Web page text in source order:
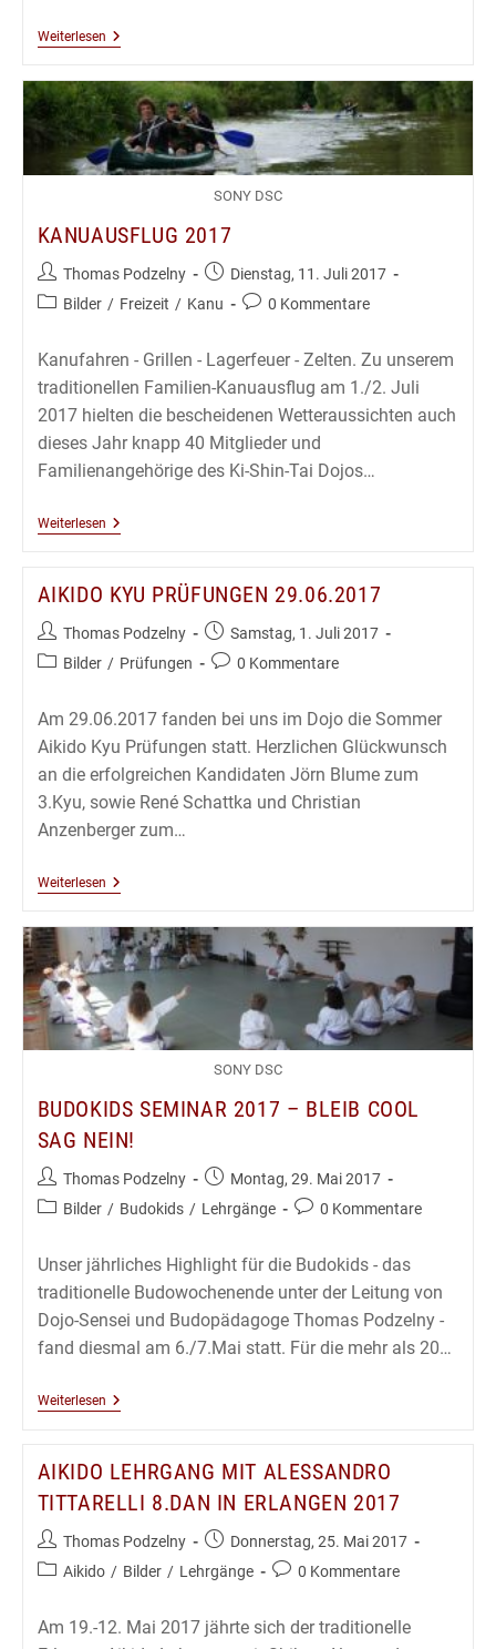
WeiterlesenAikido
2017
SONY DSC
KANUAUSFLUG 2017
Beitrags-
Autor:
Thomas Podzelny
Beitrag
veröffentlicht:
Dienstag, 11. Juli 2017
Beitrags-
Bilder / Freizeit / Kanu
Beitrags-
0 Kommentare
Kanufahren - Grillen - Lagerfeuer - Zelten. Zu unserem
traditionellen Familien-Kanuausflug am 1./2. Juli
2017 hielten die bescheidenen Wetteraussichten auch
dieses Jahr knapp 40 Mitglieder und
Familienangehörige des Ki-Shin-Tai Dojos…
WeiterlesenKanuausflug
AIKIDO KYU PRÜFUNGEN 29.06.2017
Beitrags-
Autor:
Thomas Podzelny
Beitrag
veröffentlicht:
Samstag, 1. Juli 2017
Beitrags-
Bilder / Prüfungen
Beitrags-
0 Kommentare
Am 29.06.2017 fanden bei uns im Dojo die Sommer
Aikido Kyu Prüfungen statt. Herzlichen Glückwunsch
an die erfolgreichen Kandidaten Jörn Blume zum
3.Kyu, sowie René Schattka und Christian
Anzenberger zum…
WeiterlesenAikido
29.06.2017
SONY DSC
BUDOKIDS SEMINAR 2017 – BLEIB COOL
SAG NEIN!
Beitrags-
Autor:
Thomas Podzelny
Beitrag
veröffentlicht:
Montag, 29. Mai 2017
Beitrags-
Bilder / Budokids / Lehrgänge
Beitrags-
0 Kommentare
Unser jährliches Highlight für die Budokids - das
traditionelle Budowochenende unter der Leitung von
Dojo-Sensei und Budopädagoge Thomas Podzelny -
fand diesmal am 6./7.Mai statt. Für die mehr als 20…
WeiterlesenBudokids
Bleib
Sag
AIKIDO LEHRGANG MIT ALESSANDRO
TITTARELLI 8.DAN IN ERLANGEN 2017
Beitrags-
Autor:
Thomas Podzelny
Beitrag
veröffentlicht:
Donnerstag, 25. Mai 2017
Beitrags-
Aikido / Bilder / Lehrgänge
Beitrags-
0 Kommentare
Am 19.-12. Mai 2017 jährte sich der traditionelle